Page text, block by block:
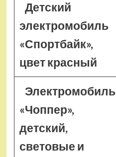
Детский
электромобиль
«Спортбайк»,
цвет красный
Электромобиль
«Чоппер»,
детский,
световые и